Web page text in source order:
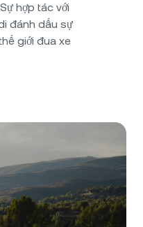
hợp tác với
đánh dấu sự
giới đua xe